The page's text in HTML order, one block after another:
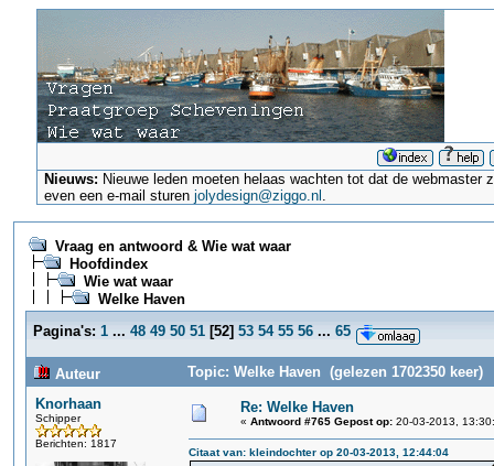
Nieuws: Nieuwe leden moeten helaas wachten tot dat de
even een e-mail sturenjolydesign@ziggo.nl .
Vraag en antwoord & Wie wat waar
Hoofdindex
Wie wat waar
Welke Haven
Pagina's: 1 ... 48 49 50 51 [52] 53 54 55 56 ... 65
Auteur
Topic: Welke Haven (gelezen 1702350 keer)
Knorhaan
Schipper
Berichten: 1817
Re: Welke Haven
« Antwoord #765 Gepost op: 20-03-2013,
Citaat van: kleindochter op 20-03-2013, 12:44:04